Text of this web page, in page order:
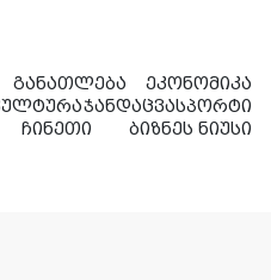
განათლება
ეკონომიკა
ჯანდაცვასპორტი
ჩინეთი ბიზნეს ნიუსი